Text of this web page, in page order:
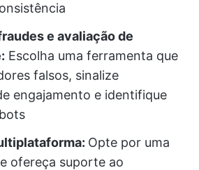
e avaliação de
Escolha uma ferramenta que
falsos, sinalize
engajamento e identifique
Opte por uma
ofereça suporte ao